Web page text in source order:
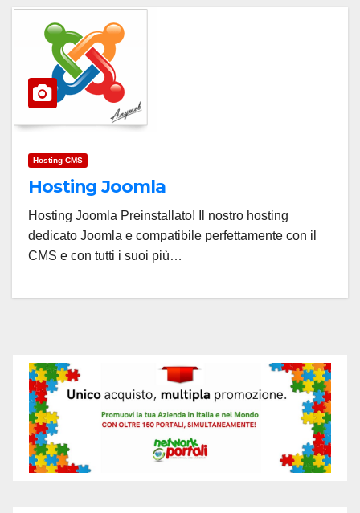
Hosting CMS
Hosting Joomla
Hosting Joomla Preinstallato! Il nostro hosting
dedicato Joomla e compatibile perfettamente con il
CMS e con tutti i suoi più…